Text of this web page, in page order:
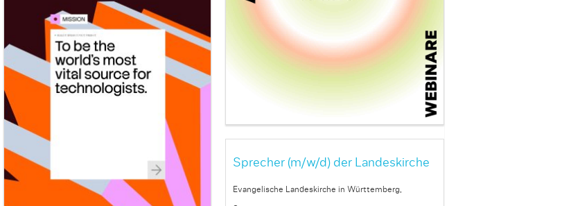
Sprecher (m/w/d) der Landeskirche
Evangelische Landeskirche in Württemberg,